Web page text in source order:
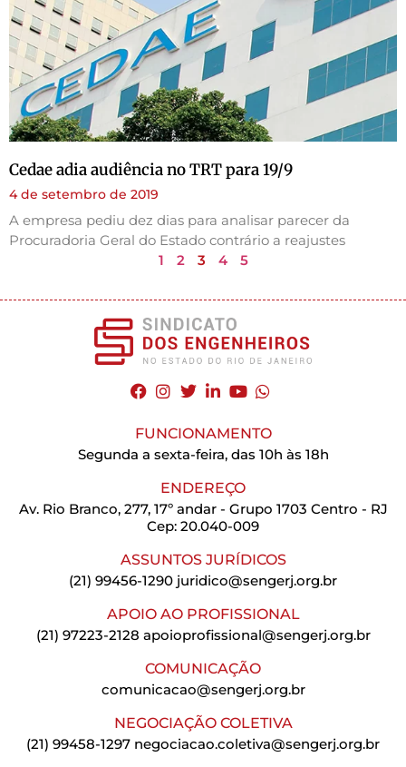
Cedae adia audiência no TRT para 19/9
4 de setembro de 2019
A empresa pediu dez dias para analisar parecer da
Procuradoria Geral do Estado contrário a reajustes
1
2 3 4 5
FUNCIONAMENTO
Segunda a sexta-feira, das 10h às 18h
ENDEREÇO
Av. Rio Branco, 277, 17º andar - Grupo 1703 Centro - RJ
Cep: 20.040-009
ASSUNTOS JURÍDICOS
(21) 99456-1290 juridico@sengerj.org.br
APOIO AO PROFISSIONAL
(21) 97223-2128 apoioprofissional@sengerj.org.br
COMUNICAÇÃO
comunicacao@sengerj.org.br
NEGOCIAÇÃO COLETIVA
(21) 99458-1297 negociacao.coletiva@sengerj.org.br